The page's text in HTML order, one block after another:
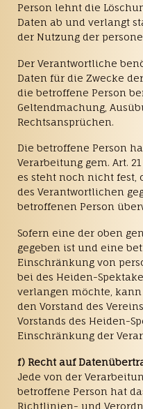
Person lehnt die
Daten ab und verlangt
der Nutzung der
Der Verantwortliche
Daten für die Zwecke
die betroffene Person
Geltendmachung,
Rechtsansprüchen.
Die betroffene Person
Verarbeitung gem. Art. 21
es steht noch nicht fest,
des Verantwortlichen
betroffenen Person
Sofern eine der oben
gegeben ist und eine
Einschränkung von
bei des Heiden-
verlangen möchte,
den Vorstand des
Vorstands des Heiden-
Einschränkung der
f) Recht auf
Jede von der
betroffene Person hat
Richtlinien- und